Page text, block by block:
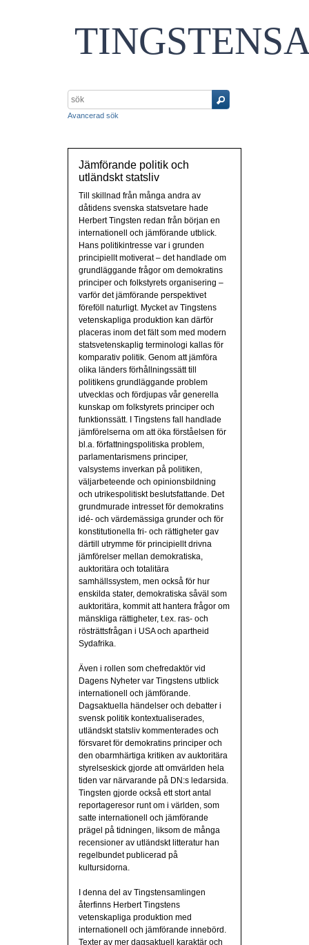
Avancerad sök
Jämförande politik och
utländskt statsliv
Till skillnad från många andra av
dåtidens svenska statsvetare hade
Herbert Tingsten redan från början en
internationell och jämförande utblick.
Hans politikintresse var i grunden
principiellt motiverat – det handlade om
grundläggande frågor om demokratins
principer och folkstyrets organisering –
varför det jämförande perspektivet
föreföll naturligt. Mycket av Tingstens
vetenskapliga produktion kan därför
placeras inom det fält som med modern
statsvetenskaplig terminologi kallas för
komparativ politik. Genom att jämföra
olika länders förhållningssätt till
politikens grundläggande problem
utvecklas och fördjupas vår generella
kunskap om folkstyrets principer och
funktionssätt. I Tingstens fall handlade
jämförelserna om att öka förståelsen för
bl.a. författningspolitiska problem,
parlamentarismens principer,
valsystems inverkan på politiken,
väljarbeteende och opinionsbildning
och utrikespolitiskt beslutsfattande. Det
grundmurade intresset för demokratins
idé- och värdemässiga grunder och för
konstitutionella fri- och rättigheter gav
därtill utrymme för principiellt drivna
jämförelser mellan demokratiska,
auktoritära och totalitära
samhällssystem, men också för hur
enskilda stater, demokratiska såväl som
auktoritära, kommit att hantera frågor om
mänskliga rättigheter, t.ex. ras- och
rösträttsfrågan i USA och apartheid
Sydafrika.
Även i rollen som chefredaktör vid
Dagens Nyheter var Tingstens utblick
internationell och jämförande.
Dagsaktuella händelser och debatter i
svensk politik kontextualiserades,
utländskt statsliv kommenterades och
försvaret för demokratins principer och
den obarmhärtiga kritiken av auktoritära
styrelseskick gjorde att omvärlden hela
tiden var närvarande på DN:s ledarsida.
Tingsten gjorde också ett stort antal
reportageresor runt om i världen, som
satte internationell och jämförande
prägel på tidningen, liksom de många
recensioner av utländskt litteratur han
regelbundet publicerad på
kultursidorna.
I denna del av Tingstensamlingen
återfinns Herbert Tingstens
vetenskapliga produktion med
internationell och jämförande innebörd.
Texter av mer dagsaktuell karaktär och